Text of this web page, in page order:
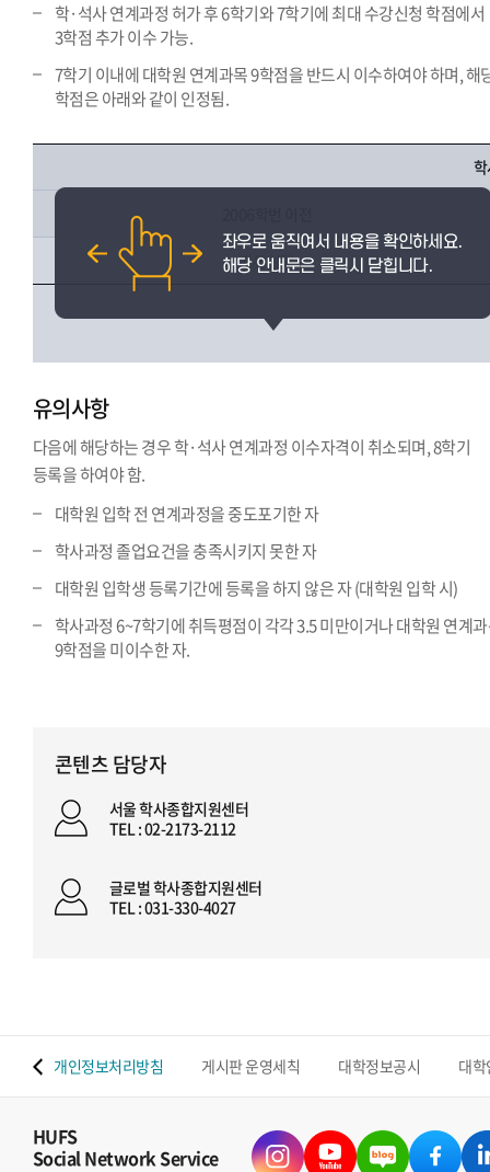
학·석사 연계과정 허가 후 6학기와 7학기에 최대 수강신청 학점에서
3학점 추가 이수 가능.
7학기 이내에 대학원 연계과목 9학점을 반드시 이수하여야 하며, 해
학점은 아래와 같이 인정됨.
자유선택
유의사항
다음에 해당하는 경우 학·석사 연계과정 이수자격이 취소되며, 8학기
등록을 하여야 함.
대학원 입학 전 연계과정을 중도포기한 자
학사과정 졸업요건을 충족시키지 못한 자
대학원 입학생 등록기간에 등록을 하지 않은 자 (대학원 입학 시)
학사과정 6~7학기에 취득평점이 각각 3.5 미만이거나 대학원 연계
9학점을 미이수한 자.
콘텐츠 담당자
서울 학사종합지원센터
TEL : 02-2173-2112
글로벌 학사종합지원센터
TEL : 031-330-4027
개인정보처리방침 게시판 운영세칙 대학정보공시 대
HUFS
Social Network Service